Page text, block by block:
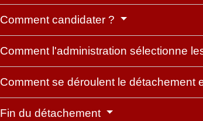
Comment candidater ?
Comment l'administration sélectionne
Comment se déroulent le détachement
Fin du détachement